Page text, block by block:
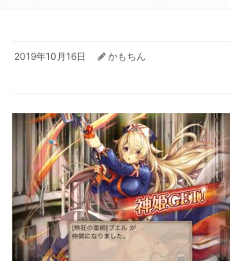
2019年10月16日 かもちん